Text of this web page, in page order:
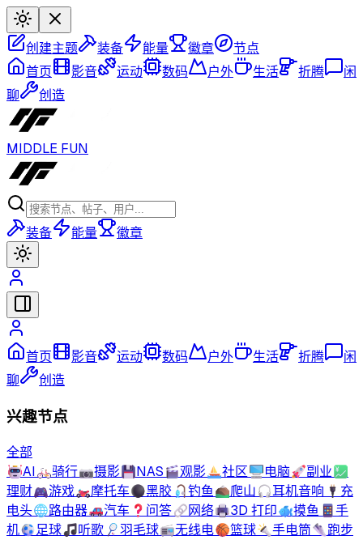
创建主题 装备 能量 徽章
节点
首页
影音 运动 数码 户外 生活 折腾
闲
聊
创造
MIDDLE FUN
装备 能量 徽章
首页 影音 运动 数码 户外 生活 折腾
闲
聊
创造
兴趣节点
全部
🤖AI🚲骑行📷摄影💾NAS🎬观影⛵社区🖥️电脑🚀副业💹
理财🎮游戏🏍️摩托车⚫黑胶 🎣钓鱼⛰️爬山🎧耳机音响 🔌 充
电头🌐路由器🚗汽车 ❓ 问答🔗网络🖨️3D 打印🐟摸鱼 📱手
机⚽足球🎵听歌 🏸羽毛球📻无线电🏀篮球🔦手电筒👟跑步